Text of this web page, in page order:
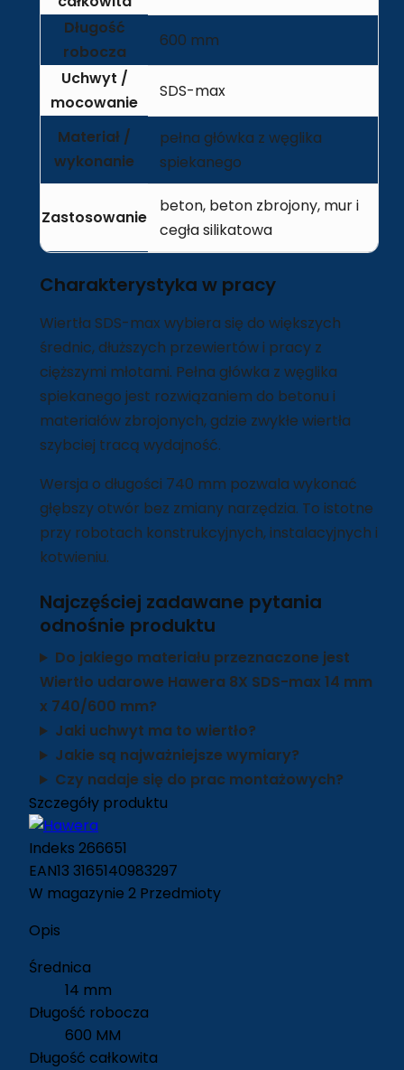
Długość
robocza
600 mm
Uchwyt /
mocowanie
SDS-max
Materiał /
wykonanie
pełna główka z węglika
spiekanego
Zastosowanie
beton, beton zbrojony, mur i
cegła silikatowa
Charakterystyka w pracy
Wiertła SDS-max wybiera się do większych
średnic, dłuższych przewiertów i pracy z
cięższymi młotami. Pełna główka z węglika
spiekanego jest rozwiązaniem do betonu i
materiałów zbrojonych, gdzie zwykłe wiertła
szybciej tracą wydajność.
Wersja o długości 740 mm pozwala wykonać
głębszy otwór bez zmiany narzędzia. To istotne
przy robotach konstrukcyjnych, instalacyjnych i
kotwieniu.
Najczęściej zadawane pytania
odnośnie produktu
Do jakiego materiału przeznaczone jest
Wiertło udarowe Hawera 8X SDS-max 14 mm
x 740/600 mm?
Jaki uchwyt ma to wiertło?
Jakie są najważniejsze wymiary?
Czy nadaje się do prac montażowych?
Szczegóły produktu
Indeks 266651
EAN13 3165140983297
W magazynie 2 Przedmioty
Opis
Średnica
14 mm
Długość robocza
600 MM
Długość całkowita